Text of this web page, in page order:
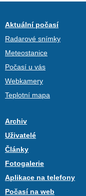
Aktuální počasí
Radarové snímky
Meteostanice
Počasí u vás
Webkamery
Teplotní mapa
Archiv
Uživatelé
Články
Fotogalerie
Aplikace na telefony
Počasí na web